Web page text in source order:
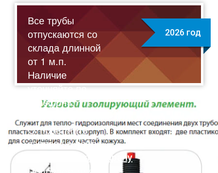
Все трубы
отпускаются со
склада длинной
от 1 м.п.
Наличие
уточняйте по
телефону:
Отправляйте
запрос на почту:
sale@flexalen.company
2026 год